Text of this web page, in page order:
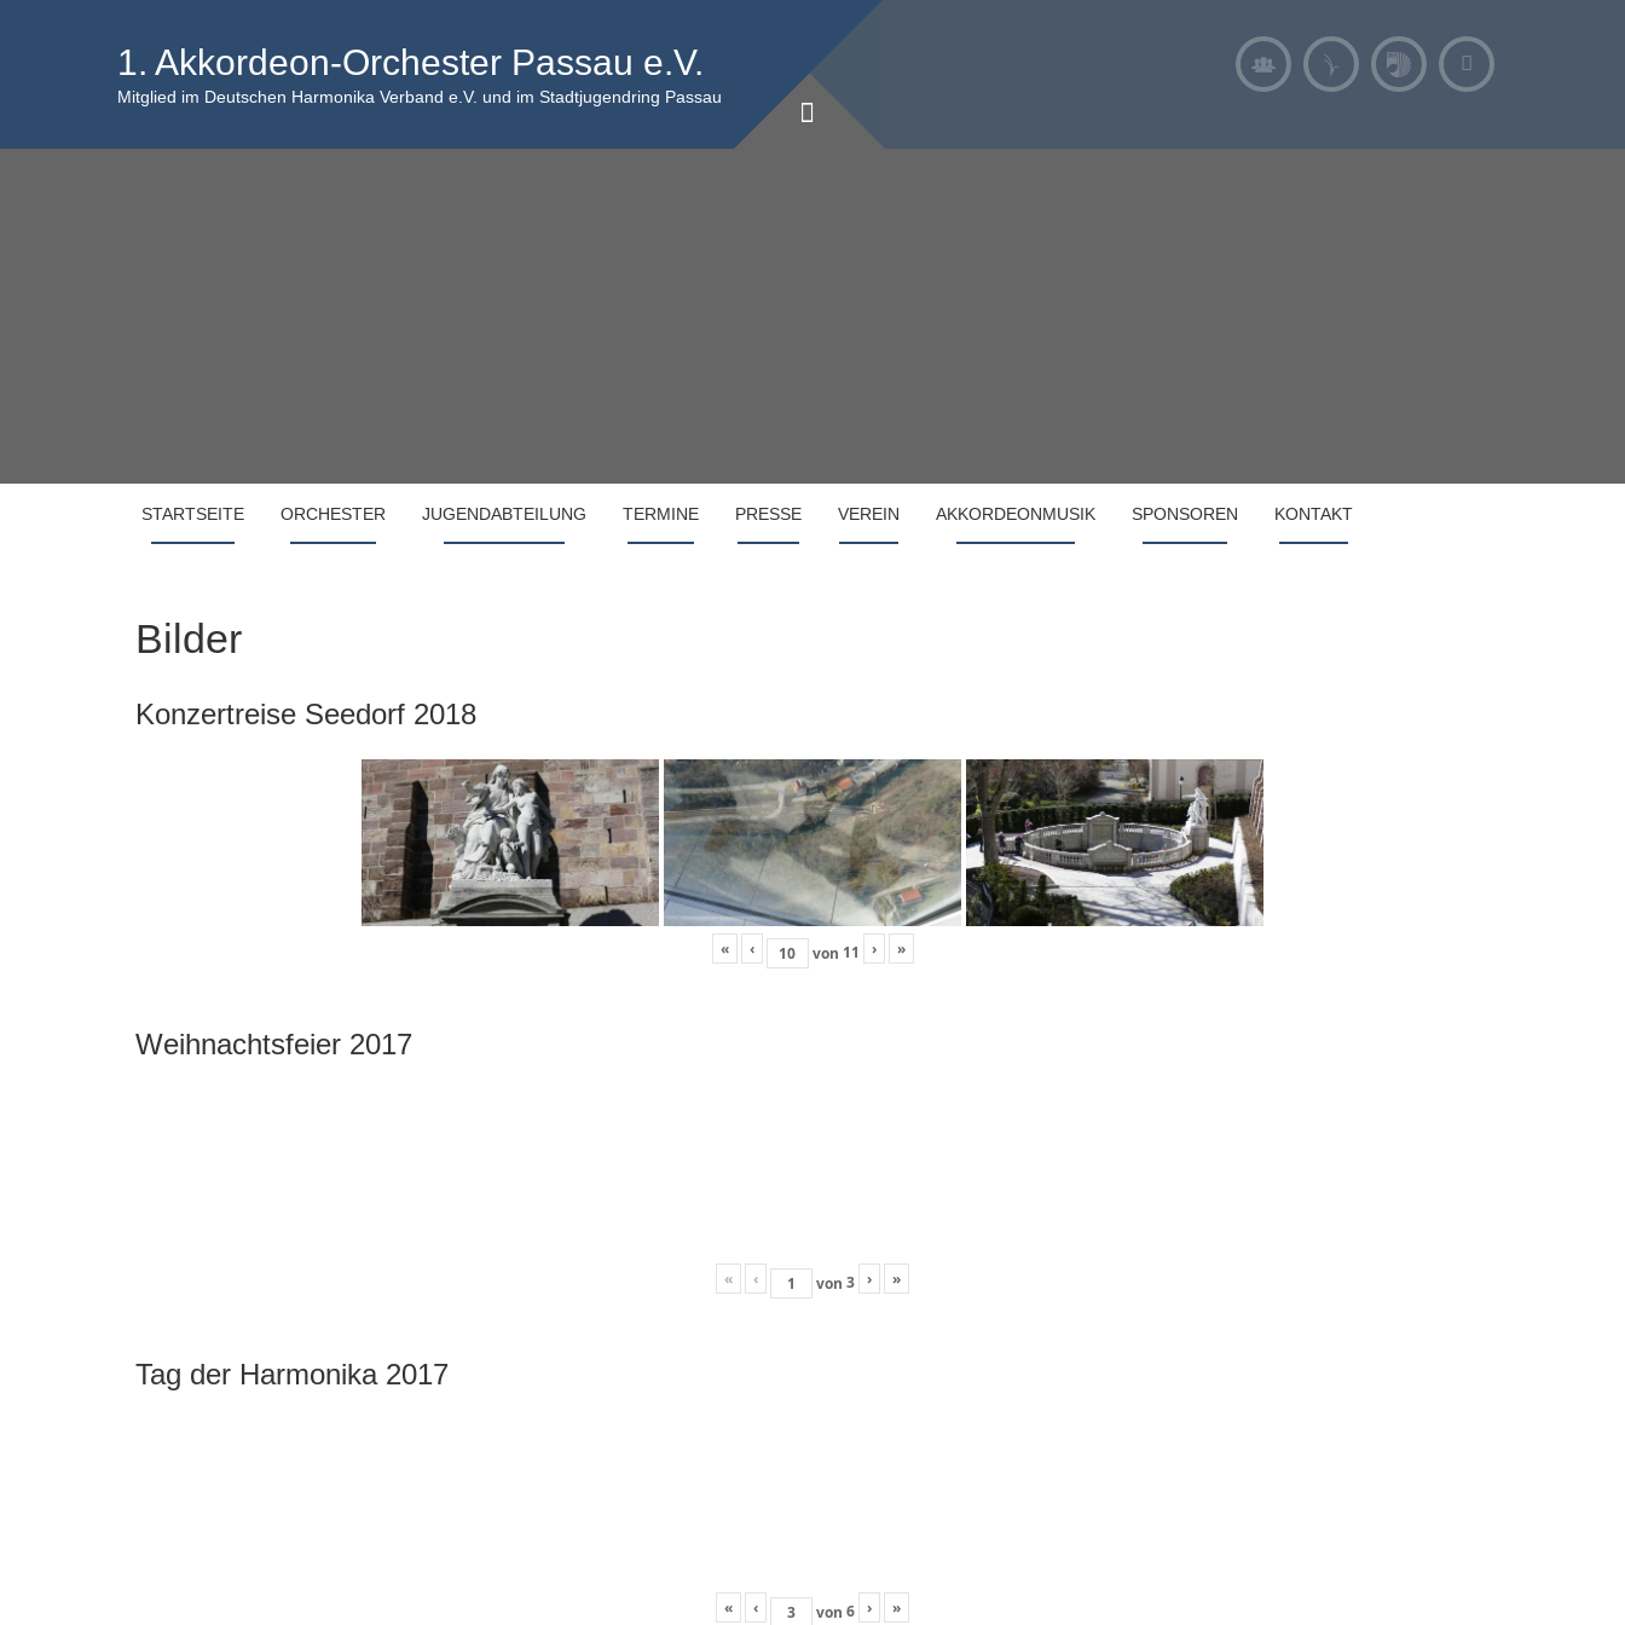
1. Akkordeon-Orchester Passau e.V.
Mitglied im Deutschen Harmonika Verband e.V. und im Stadtjugendring Passau
STARTSEITE ORCHESTER JUGENDABTEILUNG TERMINE PRESSE VEREIN AKKORDEONMUSIK SPONSOREN KONTAKT
Bilder
Konzertreise Seedorf 2018
« ‹ von 11 › »
Weihnachtsfeier 2017
« ‹ von 3 › »
Tag der Harmonika 2017
« ‹ von 6 › »